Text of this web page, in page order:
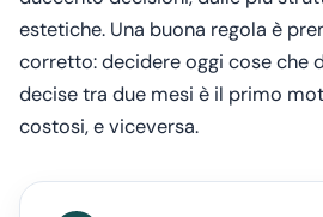
estetiche. Una buona regola è
corretto: decidere oggi cose che
decise tra due mesi è il primo
costosi, e viceversa.